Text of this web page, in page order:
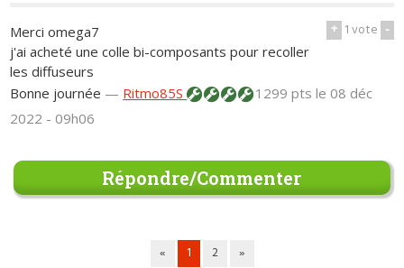
+ 1vote -
Merci omega7
j'ai acheté une colle bi-composants pour recoller
les diffuseurs
Bonne journée — Ritmo85S 1299 ptsle 08 déc
2022 - 09h06
Répondre/Commenter
« 1 2 »